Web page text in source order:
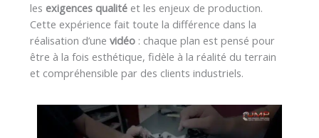
les exigences qualité et les enjeux de production.
Cette expérience fait toute la différence dans la
réalisation d’unevidéo : chaque plan est pensé pour
être à la fois esthétique, fidèle à la réalité du terrain
et compréhensible par des clients industriels.